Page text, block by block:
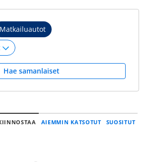
Matkailuautot
Hae samanlaiset
AIEMMIN KATSOTUT SUOSITUT